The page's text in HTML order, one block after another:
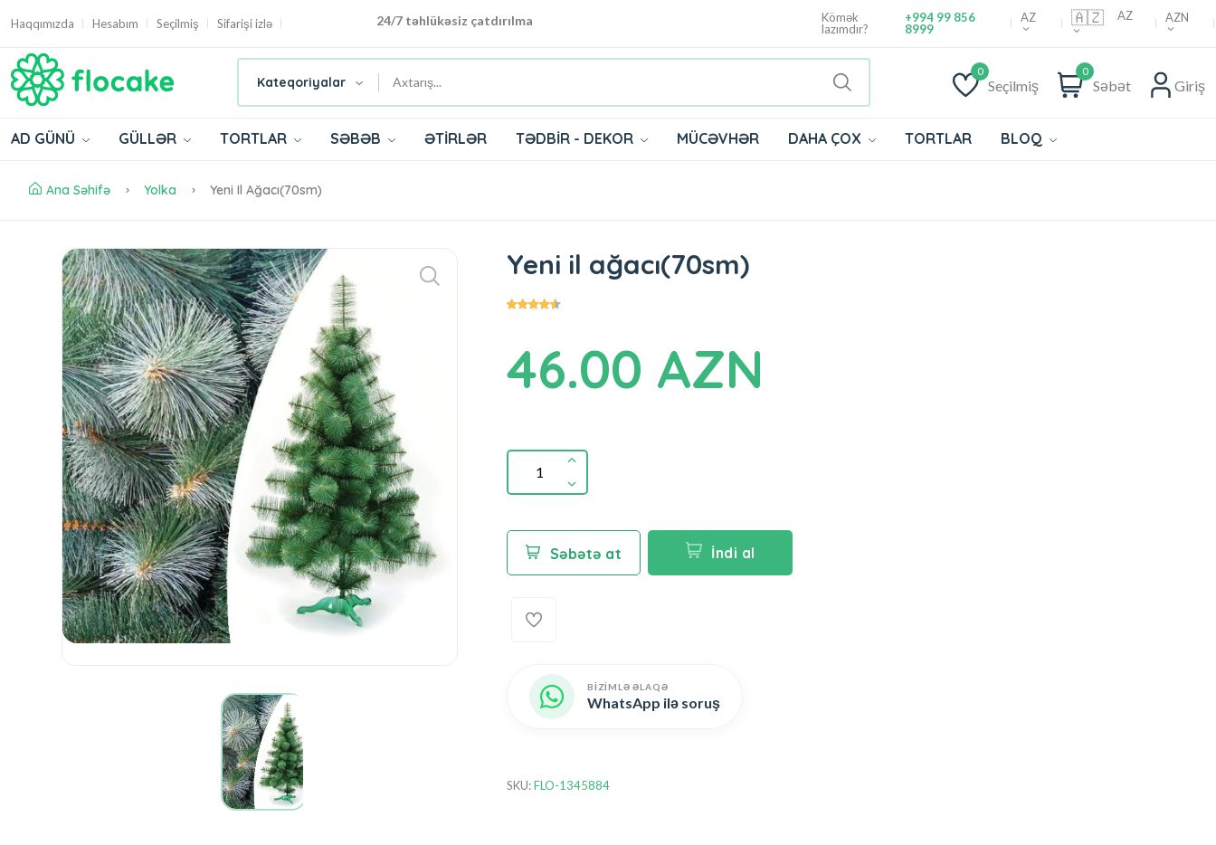
Haqqımızda Hesabım Seçilmiş Sifarişi izlə 24/7 təhlükəsiz çatdırılma
Kömək
lazımdır?
+994 99 856
8999
AZ 🇦🇿 AZ AZN
Kateqoriyalar
0
Seçilmiş
0
Səbət Giriş
AD GÜNÜ GÜLLƏR TORTLAR SƏBƏB ƏTİRLƏR TƏDBİR - DEKOR MÜCƏVHƏR DAHA ÇOX TORTLAR BLOQ
Ana Səhifə Yolka Yeni Il Ağacı(70sm)
Yeni il ağacı(70sm)
46.00 AZN
Səbətə at İndi al
BİZİMLƏ ƏLAQƏ
WhatsApp ilə soruş
SKU:FLO-1345884